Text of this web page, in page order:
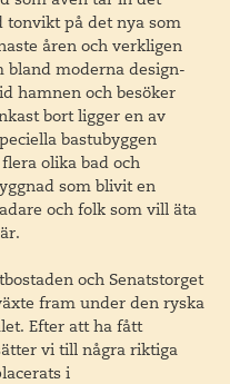
tonvikt på det nya som
åren och verkligen
bland moderna design-
hamnen och besöker
bort ligger en av
bastubyggen
olika bad och
som blivit en
och folk som vill äta
och Senatstorget
fram under den ryska
Efter att ha fått
vi till några riktiga
i